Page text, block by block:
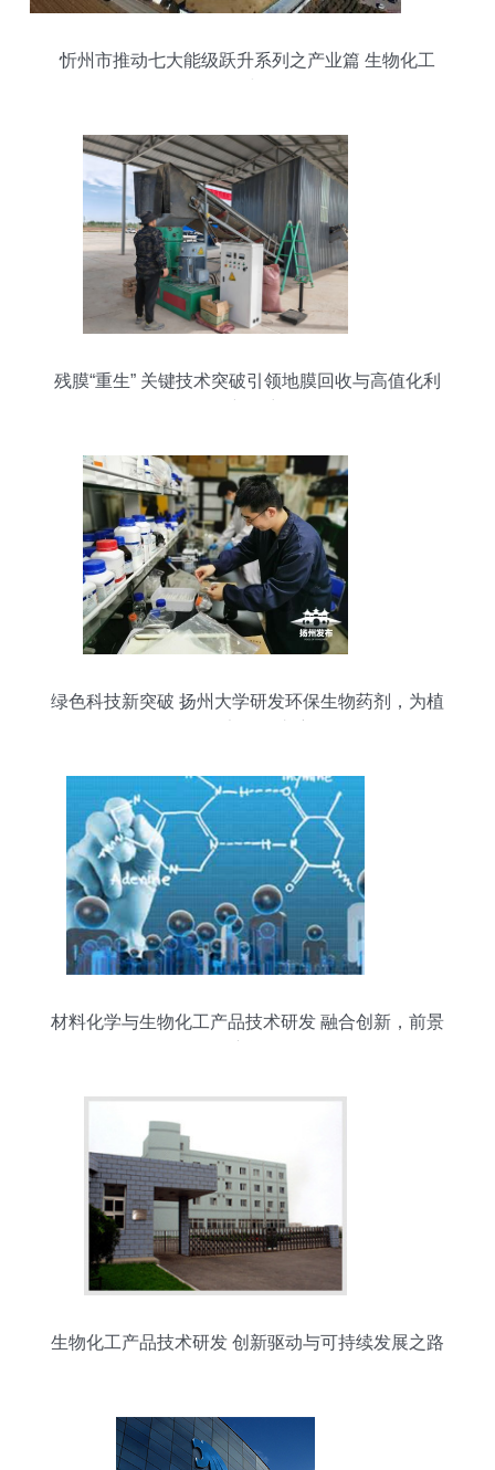
忻州市推动七大能级跃升系列之产业篇 生物化工
残膜“重生” 关键技术突破引领地膜回收与高值化利
绿色科技新突破 扬州大学研发环保生物药剂，为植
材料化学与生物化工产品技术研发 融合创新，前景
生物化工产品技术研发 创新驱动与可持续发展之路